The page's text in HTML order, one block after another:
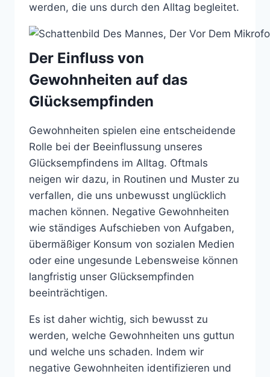
werden, die uns durch den Alltag begleitet.
Der Einfluss von
Gewohnheiten auf das
Glücksempfinden
Gewohnheiten spielen eine entscheidende
Rolle bei der Beeinflussung unseres
Glücksempfindens im Alltag. Oftmals
neigen wir dazu, in Routinen und Muster zu
verfallen, die uns unbewusst unglücklich
machen können. Negative Gewohnheiten
wie ständiges Aufschieben von Aufgaben,
übermäßiger Konsum von sozialen Medien
oder eine ungesunde Lebensweise können
langfristig unser Glücksempfinden
beeinträchtigen.
Es ist daher wichtig, sich bewusst zu
werden, welche Gewohnheiten uns guttun
und welche uns schaden. Indem wir
negative Gewohnheiten identifizieren und